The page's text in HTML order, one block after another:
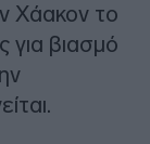
Χάακον το
για βιασμό